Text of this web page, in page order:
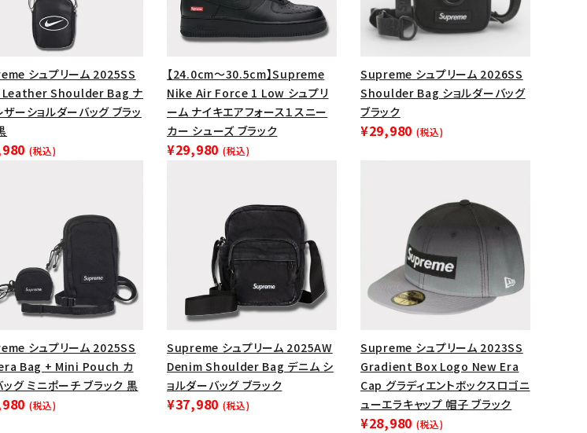
人気ワード
2025SS
Tシャツ・ロングスリーブ
キャップ・ハット
パーカー・クルーネック
ショルダー・ウエストバッグ
庫のない商品を表示する
シュプリーム 2025SS
Shoulder Bag ナ
ザーショルダーバッグ ブラッ
(税込)
【24.0cm～30.5cm】Supreme
Nike Air Force 1 Low シュプリ
ーム ナイキエアフォース１スニー
カー シューズ ブラック
¥29,980 (税込)
Supreme シュプリーム 2026SS
Shoulder Bag ショルダーバッグ
ブラック
¥29,980 (税込)
シュプリーム 2025SS
Bag + Mini Pouch カ
ッグ ミニポーチ ブラック 黒
(税込)
Supreme シュプリーム 2025AW
Denim Shoulder Bag デニム シ
ョルダーバッグ ブラック
¥37,980 (税込)
Supreme シュプリーム 2023SS
Gradient Box Logo New Era
Cap グラディエントボックスロゴニ
ューエラキャップ 帽子 ブラック
¥28,980 (税込)